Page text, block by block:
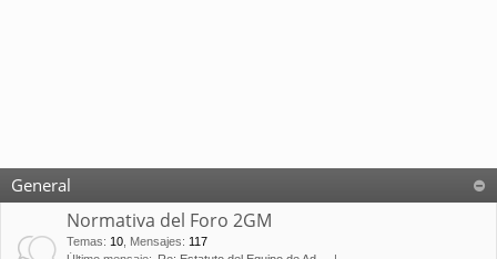
General
Normativa del Foro 2GM
Temas: 10 Mensajes: 117